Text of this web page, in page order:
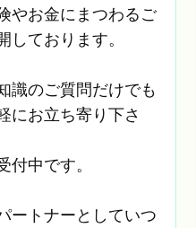
やお金にまつわるご
しております。
識のご質問だけでも
にお立ち寄り下さ
付中です。
ートナーとしていつ